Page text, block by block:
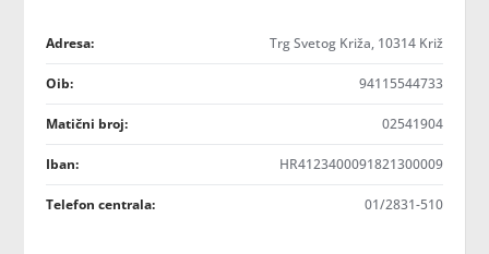
Adresa: Trg Svetog Križa, 10314 Križ
Oib: 94115544733
Matični broj: 02541904
Iban: HR4123400091821300009
Telefon centrala: 01/2831-510